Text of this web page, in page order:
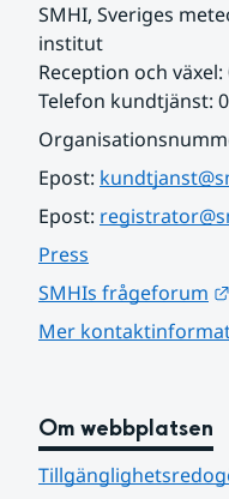
SMHI, Sveriges
institut
Reception och växel:
Telefon kundtjänst:
Epost:
Epost:
Press
SMHIs frågeforum
Mer
Om webbplatsen